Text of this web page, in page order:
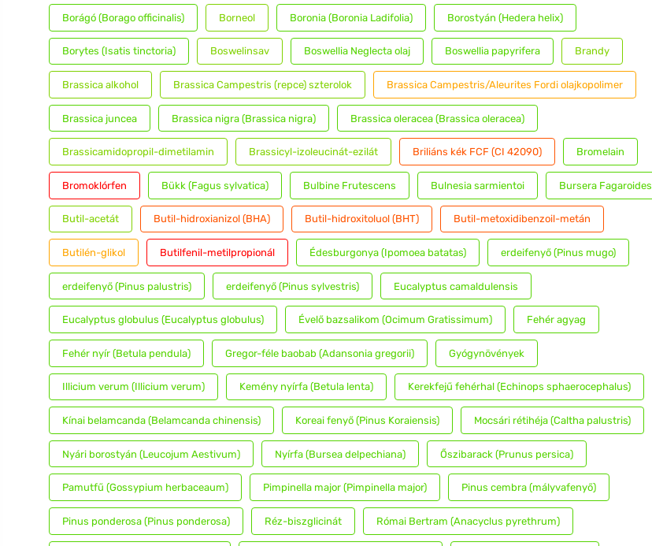
Borágó (Borago officinalis) Borneol Boronia (Boronia Ladifolia) Borostyán (Hedera helix)
Borytes (Isatis tinctoria) Boswelinsav Boswellia Neglecta olaj Boswellia papyrifera Brandy
Brassica alkohol Brassica Campestris (repce) szterolok Brassica Campestris/Aleurites Fordi olajkopolimer
Brassica juncea Brassica nigra (Brassica nigra) Brassica oleracea (Brassica oleracea)
Brassicamidopropil-dimetilamin Brassicyl-izoleucinát-ezilát Briliáns kék FCF (CI 42090) Bromelain
Bromoklórfen Bükk (Fagus sylvatica) Bulbine Frutescens Bulnesia sarmientoi Bursera Fagaroides
Butil-acetát Butil-hidroxianizol (BHA) Butil-hidroxitoluol (BHT) Butil-metoxidibenzoil-metán
Butilén-glikol Butilfenil-metilpropionál Édesburgonya (Ipomoea batatas) erdeifenyő (Pinus mugo)
erdeifenyő (Pinus palustris) erdeifenyő (Pinus sylvestris) Eucalyptus camaldulensis
Eucalyptus globulus (Eucalyptus globulus) Évelő bazsalikom (Ocimum Gratissimum) Fehér agyag
Fehér nyír (Betula pendula) Gregor-féle baobab (Adansonia gregorii) Gyógynövények
Illicium verum (Illicium verum) Kemény nyírfa (Betula lenta) Kerekfejű fehérhal (Echinops sphaerocephalus)
Kínai belamcanda (Belamcanda chinensis) Koreai fenyő (Pinus Koraiensis) Mocsári rétihéja (Caltha palustris)
Nyári borostyán (Leucojum Aestivum) Nyírfa (Bursea delpechiana) Őszibarack (Prunus persica)
Pamutfű (Gossypium herbaceaum) Pimpinella major (Pimpinella major) Pinus cembra (mályvafenyő)
Pinus ponderosa (Pinus ponderosa) Réz-biszglicinát Római Bertram (Anacyclus pyrethrum)